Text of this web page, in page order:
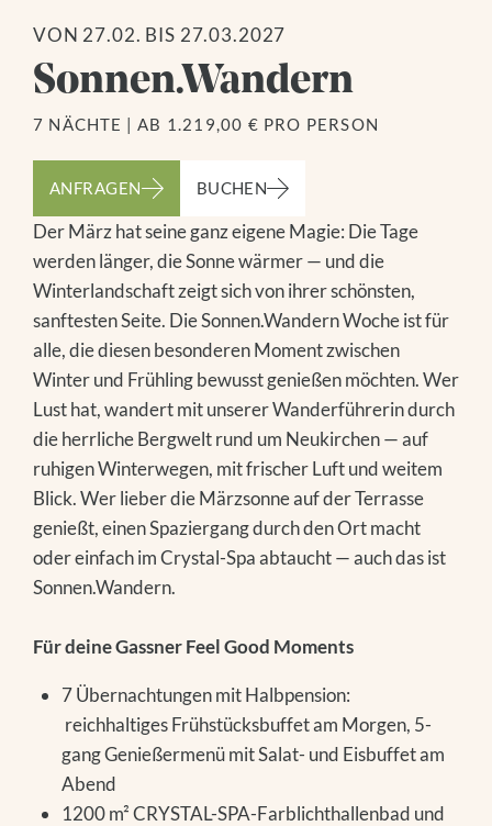
VON 27.02. BIS 27.03.2027
Sonnen.Wandern
7 NÄCHTE | AB 1.219,00 € PRO PERSON
ANFRAGEN BUCHEN
Der März hat seine ganz eigene Magie: Die Tage
werden länger, die Sonne wärmer — und die
Winterlandschaft zeigt sich von ihrer schönsten,
sanftesten Seite. Die Sonnen.Wandern Woche ist für
alle, die diesen besonderen Moment zwischen
Winter und Frühling bewusst genießen möchten. Wer
Lust hat, wandert mit unserer Wanderführerin durch
die herrliche Bergwelt rund um Neukirchen — auf
ruhigen Winterwegen, mit frischer Luft und weitem
Blick. Wer lieber die Märzsonne auf der Terrasse
genießt, einen Spaziergang durch den Ort macht
oder einfach im Crystal-Spa abtaucht — auch das ist
Sonnen.Wandern.
Für deine Gassner Feel Good Moments
7 Übernachtungen mit Halbpension:
reichhaltiges Frühstücksbuffet am Morgen, 5-
gang Genießermenü mit Salat- und Eisbuffet am
Abend
1200 m² CRYSTAL-SPA-Farblichthallenbad und